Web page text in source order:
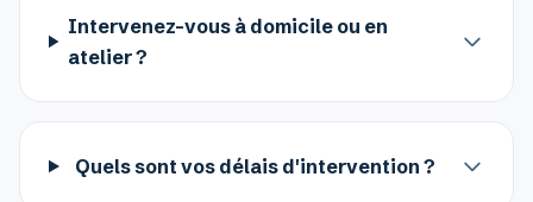
Intervenez-vous à domicile ou en
atelier ?
Quels sont vos délais d'intervention ?